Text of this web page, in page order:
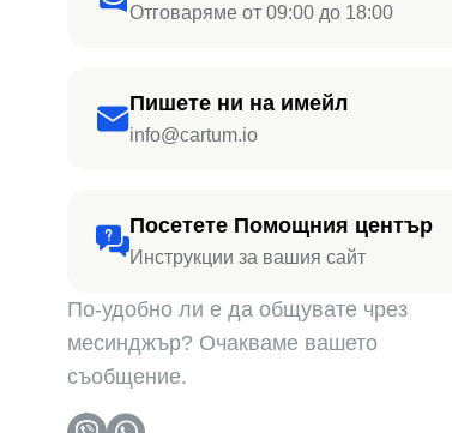
Отговаряме от 09:00 до 18:00
Пишете ни на имейл
info@cartum.io
Посетете Помощния център
Инструкции за вашия сайт
По-удобно ли е да общувате чрез
месинджър? Очакваме вашето
съобщение.